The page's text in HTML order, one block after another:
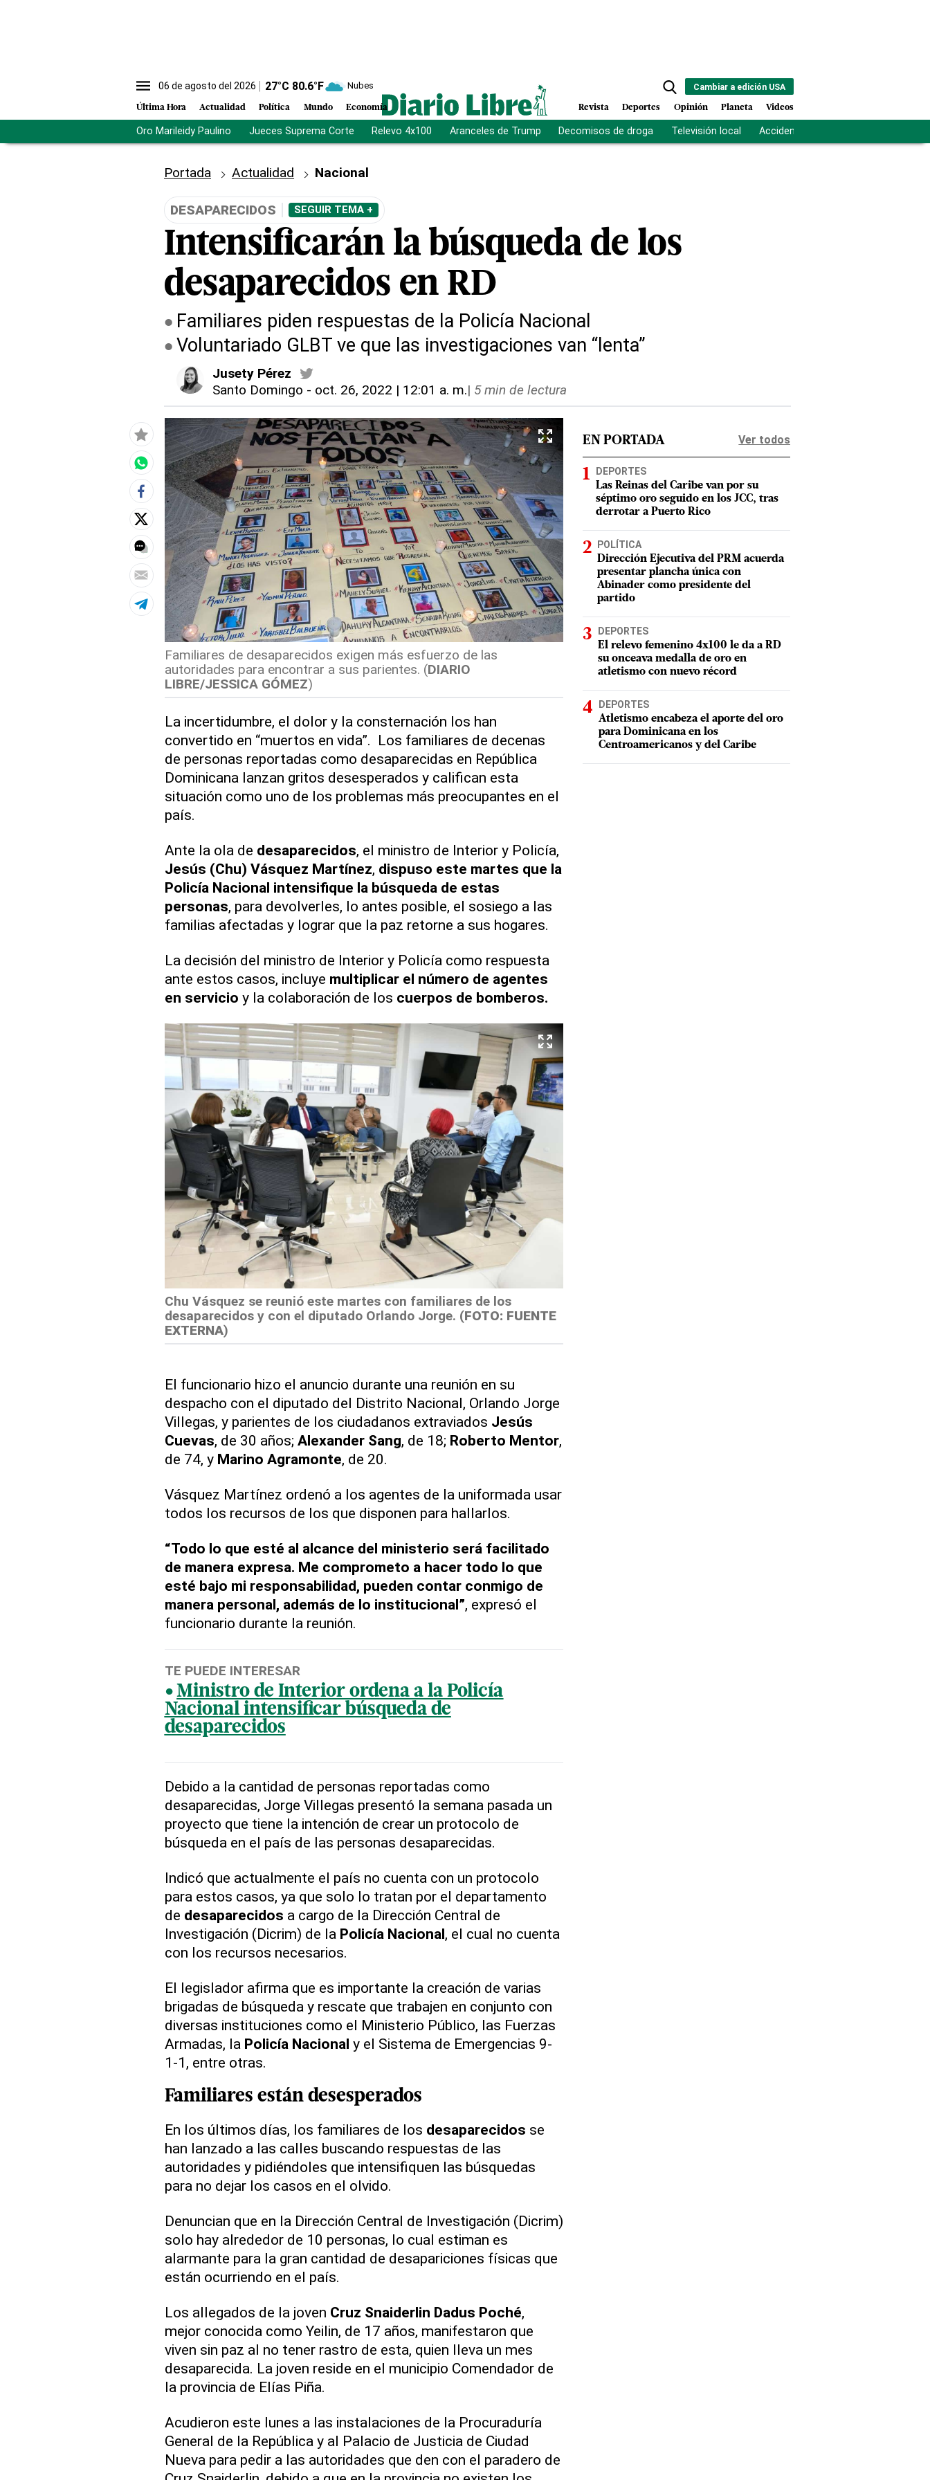
06 de agosto del 2026 27°C 80.6°F Nubes
Última Hora Actualidad Política Mundo Economía
Cambiar a edición USA
Revista Deportes Opinión Planeta Videos
Oro Marileidy Paulino Jueces Suprema Corte Relevo 4x100 Aranceles de Trump Decomisos de droga Televisión local Accidente Los Ríos
Portada Actualidad Nacional
DESAPARECIDOS SEGUIR TEMA +
Intensificarán la búsqueda de los
desaparecidos en RD
Familiares piden respuestas de la Policía Nacional
Voluntariado GLBT ve que las investigaciones van “lenta”
Jusety Pérez
Santo Domingo - oct. 26, 2022 | 12:01 a. m.| 5 min de lectura
Familiares de desaparecidos exigen más esfuerzo de las
autoridades para encontrar a sus parientes. (DIARIO
LIBRE/JESSICA GÓMEZ)
La incertidumbre, el dolor y la consternación los han
convertido en “muertos en vida”. Los familiares de decenas
de personas reportadas como desaparecidas en República
Dominicana lanzan gritos desesperados y califican esta
situación como uno de los problemas más preocupantes en el
país.
Ante la ola de desaparecidos, el ministro de Interior y Policía,
Jesús (Chu) Vásquez Martínez, dispuso este martes que la
Policía Nacional intensifique la búsqueda de estas
personas, para devolverles, lo antes posible, el sosiego a las
familias afectadas y lograr que la paz retorne a sus hogares.
La decisión del ministro de Interior y Policía como respuesta
ante estos casos, incluye multiplicar el número de agentes
en servicio y la colaboración de los cuerpos de bomberos.
Chu Vásquez se reunió este martes con familiares de los
desaparecidos y con el diputado Orlando Jorge. (FOTO: FUENTE
EXTERNA)
El funcionario hizo el anuncio durante una reunión en su
despacho con el diputado del Distrito Nacional, Orlando Jorge
Villegas, y parientes de los ciudadanos extraviados Jesús
Cuevas, de 30 años; Alexander Sang, de 18; Roberto Mentor,
de 74, y Marino Agramonte, de 20.
Vásquez Martínez ordenó a los agentes de la uniformada usar
todos los recursos de los que disponen para hallarlos.
“Todo lo que esté al alcance del ministerio será facilitado
de manera expresa. Me comprometo a hacer todo lo que
esté bajo mi responsabilidad, pueden contar conmigo de
manera personal, además de lo institucional”, expresó el
funcionario durante la reunión.
TE PUEDE INTERESAR
Ministro de Interior ordena a la Policía
Nacional intensificar búsqueda de
desaparecidos
Debido a la cantidad de personas reportadas como
desaparecidas, Jorge Villegas presentó la semana pasada un
proyecto que tiene la intención de crear un protocolo de
búsqueda en el país de las personas desaparecidas.
Indicó que actualmente el país no cuenta con un protocolo
para estos casos, ya que solo lo tratan por el departamento
de desaparecidos a cargo de la Dirección Central de
Investigación (Dicrim) de la Policía Nacional, el cual no cuenta
con los recursos necesarios.
El legislador afirma que es importante la creación de varias
brigadas de búsqueda y rescate que trabajen en conjunto con
diversas instituciones como el Ministerio Público, las Fuerzas
Armadas, la Policía Nacional y el Sistema de Emergencias 9-
1-1, entre otras.
Familiares están desesperados
En los últimos días, los familiares de los desaparecidos se
han lanzado a las calles buscando respuestas de las
autoridades y pidiéndoles que intensifiquen las búsquedas
para no dejar los casos en el olvido.
Denuncian que en la Dirección Central de Investigación (Dicrim)
solo hay alrededor de 10 personas, lo cual estiman es
alarmante para la gran cantidad de desapariciones físicas que
están ocurriendo en el país.
Los allegados de la joven Cruz Snaiderlin Dadus Poché,
mejor conocida como Yeilin, de 17 años, manifestaron que
viven sin paz al no tener rastro de esta, quien lleva un mes
desaparecida. La joven reside en el municipio Comendador de
la provincia de Elías Piña.
Acudieron este lunes a las instalaciones de la Procuraduría
General de la República y al Palacio de Justicia de Ciudad
Nueva para pedir a las autoridades que den con el paradero de
EN PORTADA Ver todos
DEPORTES
Las Reinas del Caribe van por su
séptimo oro seguido en los JCC, tras
derrotar a Puerto Rico
POLÍTICA
Dirección Ejecutiva del PRM acuerda
presentar plancha única con
Abinader como presidente del
partido
DEPORTES
El relevo femenino 4x100 le da a RD
su onceava medalla de oro en
atletismo con nuevo récord
DEPORTES
Atletismo encabeza el aporte del oro
para Dominicana en los
Centroamericanos y del Caribe